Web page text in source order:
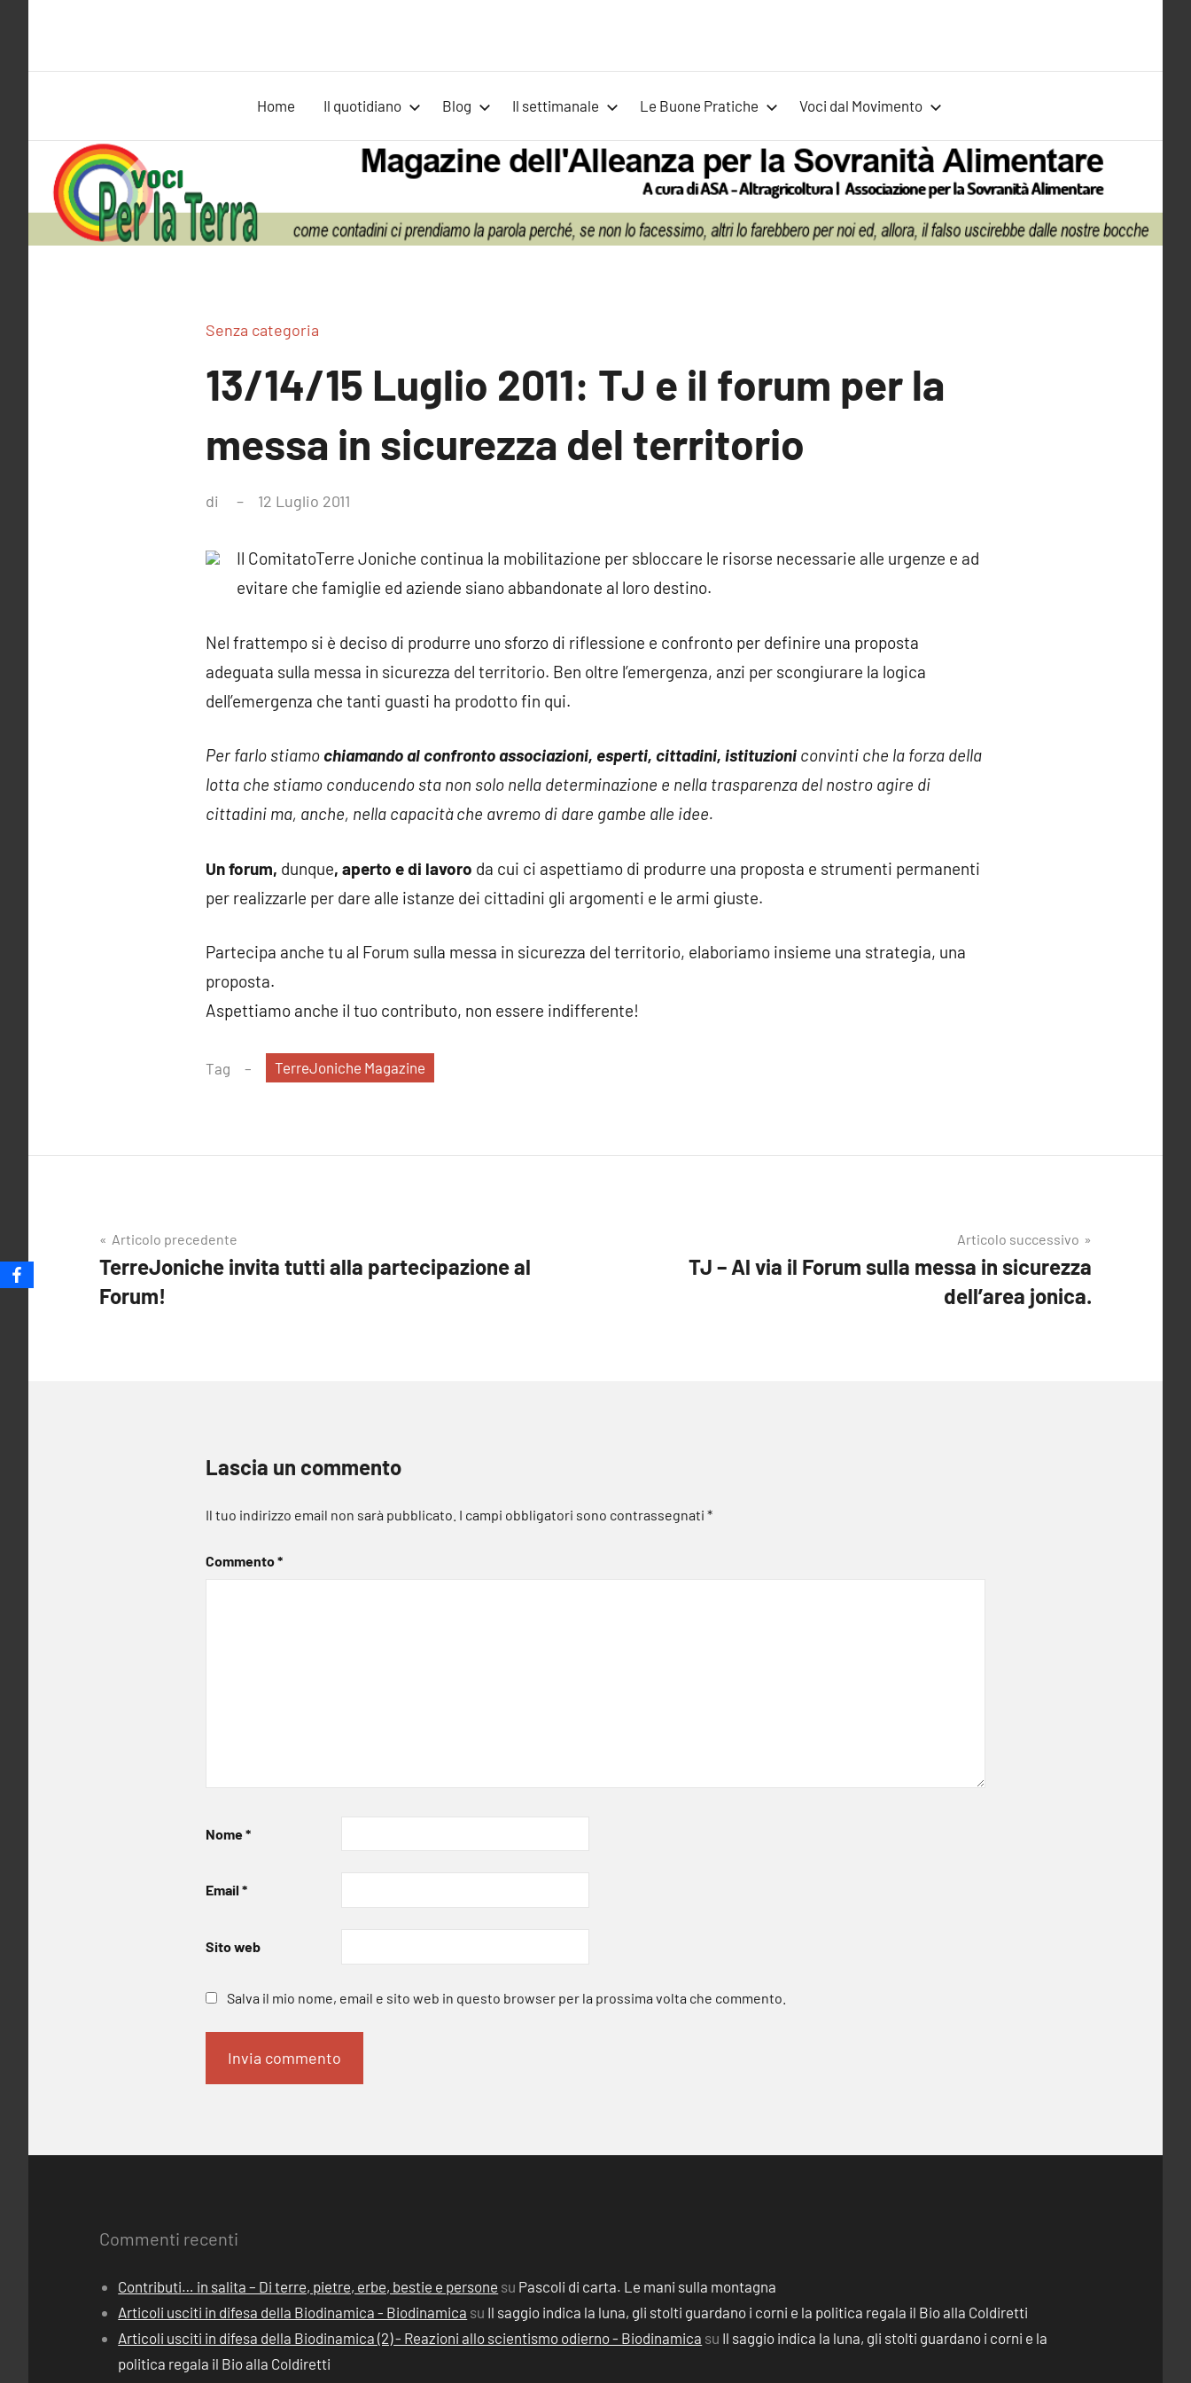
per
la
Terra
Alleanza
Sovranità
Alimentare
Home Il quotidiano Blog Il settimanale Le Buone Pratiche Voci dal Movimento
Senza categoria
13/14/15 Luglio 2011: TJ e il forum per la
messa in sicurezza del territorio
di 12 Luglio 2011
Il ComitatoTerre Joniche continua la mobilitazione per sbloccare le risorse necessarie alle urgenze e ad
evitare che famiglie ed aziende siano abbandonate al loro destino.
Nel frattempo si è deciso di produrre uno sforzo di riflessione e confronto per definire una proposta
adeguata sulla messa in sicurezza del territorio. Ben oltre l’emergenza, anzi per scongiurare la logica
dell’emergenza che tanti guasti ha prodotto fin qui.
Per farlo stiamo chiamando al confronto associazioni, esperti, cittadini, istituzioni convinti che la forza della
lotta che stiamo conducendo sta non solo nella determinazione e nella trasparenza del nostro agire di
cittadini ma, anche, nella capacità che avremo di dare gambe alle idee.
Un forum, dunque, aperto e di lavoro da cui ci aspettiamo di produrre una proposta e strumenti permanenti
per realizzarle per dare alle istanze dei cittadini gli argomenti e le armi giuste.
Partecipa anche tu al Forum sulla messa in sicurezza del territorio, elaboriamo insieme una strategia, una
proposta.
Aspettiamo anche il tuo contributo, non essere indifferente!
Tag TerreJoniche Magazine
Navigazione
articoli
Articolo precedente
TerreJoniche invita tutti alla partecipazione al
Forum!
Articolo successivo
TJ – Al via il Forum sulla messa in sicurezza
dell’area jonica.
Lascia un commento
Il tuo indirizzo email non sarà pubblicato. I campi obbligatori sono contrassegnati *
Commento*
Nome*
Email *
Sito web
Salva il mio nome, email e sito web in questo browser per la prossima volta che commento.
Commenti recenti
Contributi… in salita – Di terre, pietre, erbe, bestie e persone su Pascoli di carta. Le mani sulla montagna
Articoli usciti in difesa della Biodinamica - Biodinamica su Il saggio indica la luna, gli stolti guardano i corni e la politica regala il Bio alla Coldiretti
Articoli usciti in difesa della Biodinamica (2) - Reazioni allo scientismo odierno - Biodinamica su Il saggio indica la luna, gli stolti guardano i corni e la
politica regala il Bio alla Coldiretti